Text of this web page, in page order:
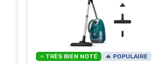
⭐ TRÈS BIEN NOTÉ 🔥 POPULAIRE